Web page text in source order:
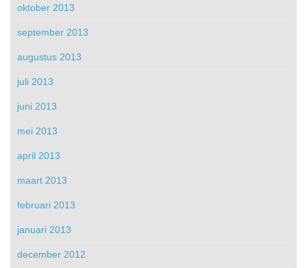
oktober 2013
september 2013
augustus 2013
juli 2013
juni 2013
mei 2013
april 2013
maart 2013
februari 2013
januari 2013
december 2012